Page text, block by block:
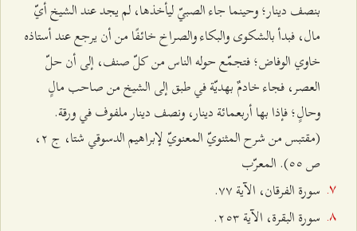
بنصف دينار؛ وحينما جاء الصبيّ ليأخذها، لم يجد عند الشيخ أيّ
مال، فبدأ بالشكوى والبكاء والصراخ خائفًا من أن يرجع عند أستاذه
خاوي الوفاض؛ فتجمّع حوله الناس من كلّ صنف، إلى أن حلّ
العصر، فجاء خادمٌ بهديّة في طبق إلى الشيخ من صاحب مالٍ
وحالٍ؛ فإذا بها أربعمائة دينار، ونصف دينار ملفوف في ورقة.
(مقتبس من شرح المثنويّ المعنويّ لإبراهيم الدسوقي شتا، ج ٢،
ص ٥٥). المعرّب
سورة الفرقان، الآية ۷۷.
سورة البقرة، الآية ٢٥٣.